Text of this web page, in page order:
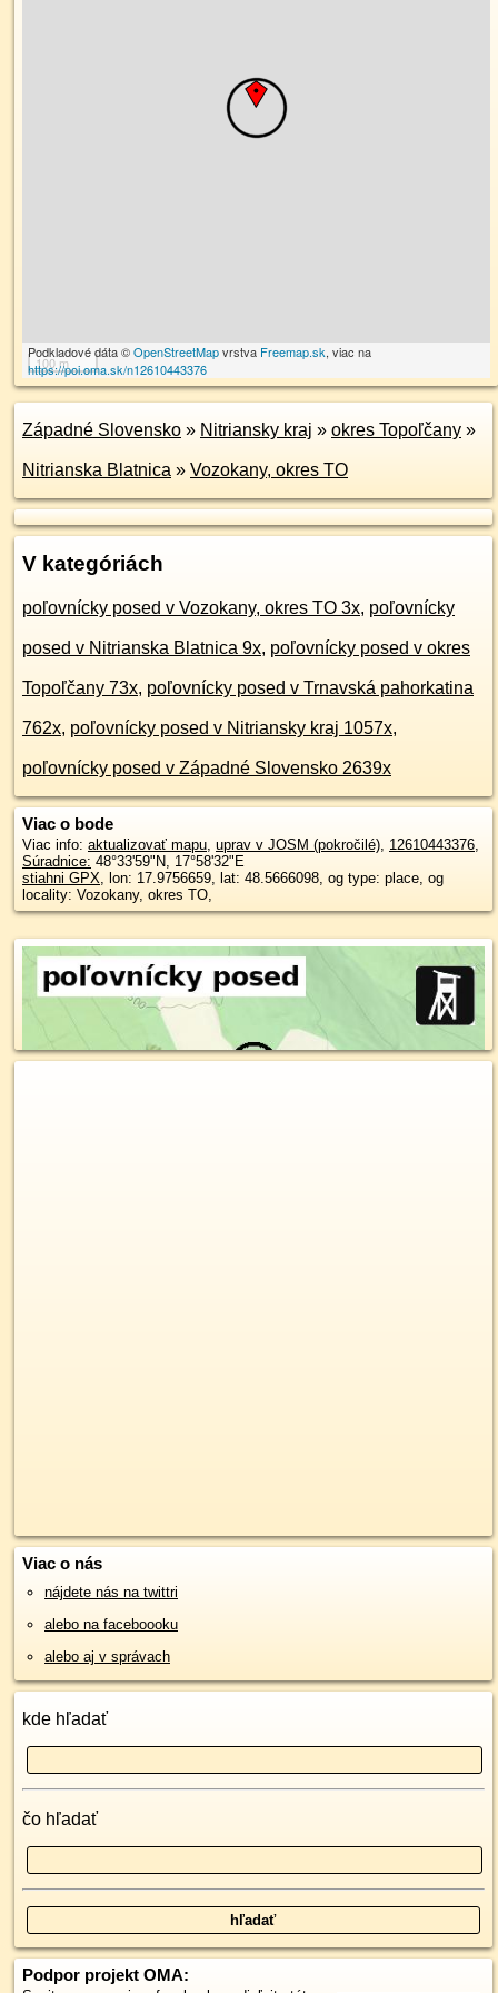
100 m
Podkladové dáta ©OpenStreetMapvrstva Freemap.sk, viac na
https://poi.oma.sk/n12610443376
Západné Slovensko » Nitriansky kraj » okres Topoľčany »
Nitrianska Blatnica » Vozokany, okres TO
V kategóriách
poľovnícky posed v Vozokany, okres TO 3x, poľovnícky
posed v Nitrianska Blatnica 9x, poľovnícky posed v okres
Topoľčany 73x, poľovnícky posed v Trnavská pahorkatina
762x, poľovnícky posed v Nitriansky kraj 1057x,
poľovnícky posed v Západné Slovensko 2639x
Viac o bode
Viac info: aktualizovať mapu, uprav v JOSM (pokročilé), 12610443376,
Súradnice: 48°33'59"N, 17°58'32"E
stiahni GPX, lon: 17.9756659, lat: 48.5666098, og type: place, og
locality: Vozokany, okres TO,
Viac o nás
nájdete nás na twittri
alebo na faceboooku
alebo aj v správach
kde hľadať
čo hľadať
Podpor projekt OMA: